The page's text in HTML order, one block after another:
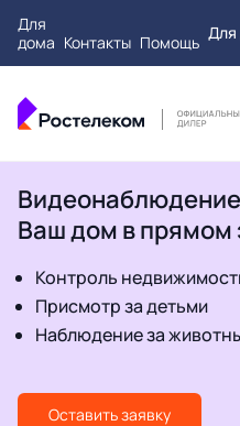
Для
дома Контакты Помощь Для
Ваш дом в прямом
Контроль
Присмотр за детьми
Наблюдение за
Оставить заявку